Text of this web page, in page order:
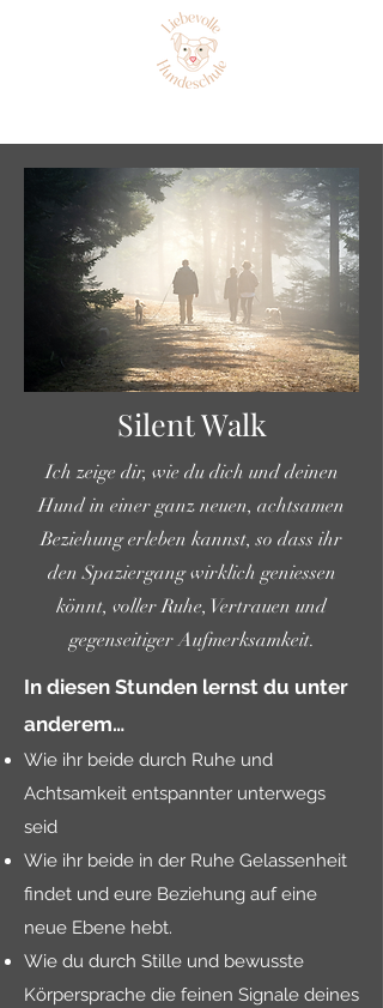
Silent Walk
Ich zeige dir, wie du dich und deinen
Hund in einer ganz neuen, achtsamen
Beziehung erleben kannst, so dass ihr
den Spaziergang wirklich geniessen
könnt, voller Ruhe, Vertrauen und
gegenseitiger Aufmerksamkeit.
In diesen Stunden lernst du unter
anderem…​​
Wie ihr beide durch Ruhe und
Achtsamkeit entspannter unterwegs
seid
Wie ihr beide in der Ruhe Gelassenheit
findet und eure Beziehung auf eine
neue Ebene hebt.
Wie du durch Stille und bewusste
Körpersprache die feinen Signale deines